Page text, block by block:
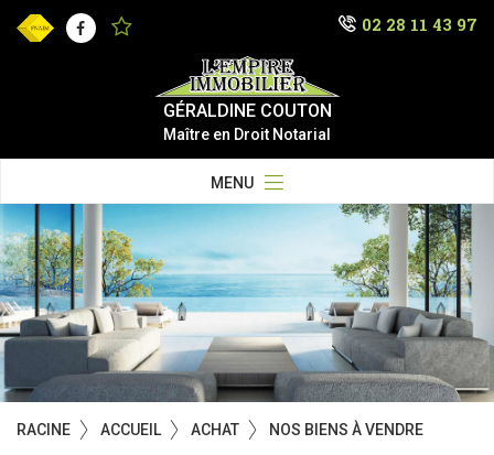
Facebook 02 28 11 43 97
GÉRALDINE COUTON
Maître en Droit Notarial
MENU
RACINE ACCUEIL ACHAT NOS BIENS À VENDRE